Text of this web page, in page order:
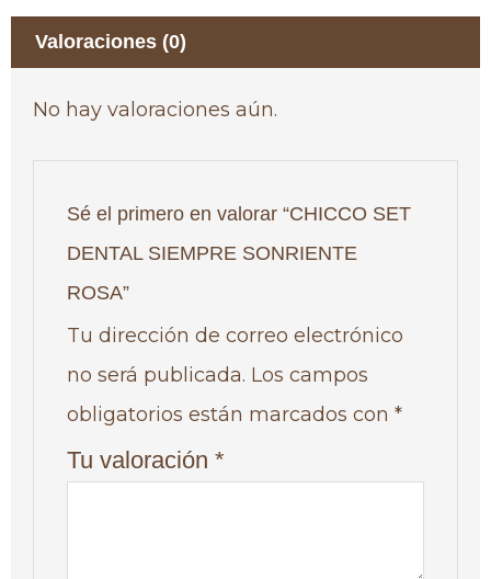
Valoraciones (0)
No hay valoraciones aún.
Sé el primero en valorar “CHICCO SET
DENTAL SIEMPRE SONRIENTE
ROSA”
Tu dirección de correo electrónico
no será publicada. Los campos
obligatorios están marcados con*
Tu valoración*